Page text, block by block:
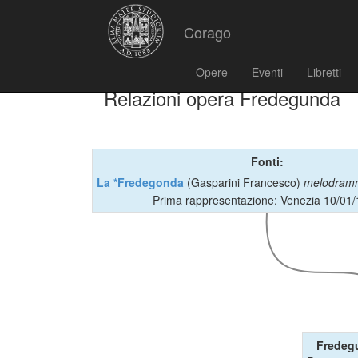
Corago
Opere Eventi Libretti
Relazioni opera Fredegunda
Fonti:
La *Fredegonda (Gasparini Francesco)
Prima rappresentazione: Venezia 10/